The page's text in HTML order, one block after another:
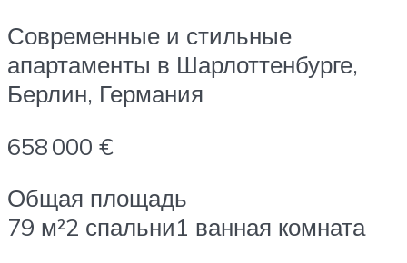
Современные и стильные
апартаменты в Шарлоттенбурге,
Берлин, Германия
658 000 €
Общая площадь
79 м²2 спальни1 ванная комната